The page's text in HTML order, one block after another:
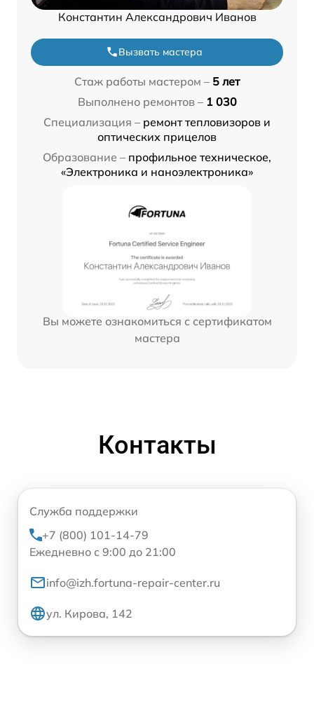
Константин Александрович Иванов
Вызвать мастера
Стаж работы мастером – 5 лет
Выполнено ремонтов – 1 030
Специализация – ремонт тепловизоров и
оптических прицелов
Образование – профильное техническое,
«Электроника и наноэлектроника»
Вы можете ознакомиться с сертификатом
мастера
Контакты
Служба поддержки
+7 (800) 101-14-79
Ежедневно с 9:00 до 21:00
info@izh.fortuna-repair-center.ru
ул. Кирова, 142